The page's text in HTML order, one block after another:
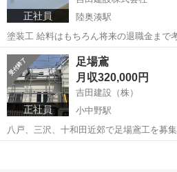
正社員
陸奥湊駅
塗装工 給料はもちろん将来の退職金まで考えた
田建設株式会社 勤務地 青森県 八戸市 給与 月給 27.6万 ~ 32.2万円 職
種 建築・土木・建設 仕事の特徴 高収入
青森 八戸市 陸奥湊駅
正社員
足場鳶
月収320,000円
吉田建設（株）
小中野駅
八戸、三沢、十和田近郊で足場鳶工を募
サビ足場) 冬も安定して仕事もあります
しています。 社会保険、厚生年金完備。